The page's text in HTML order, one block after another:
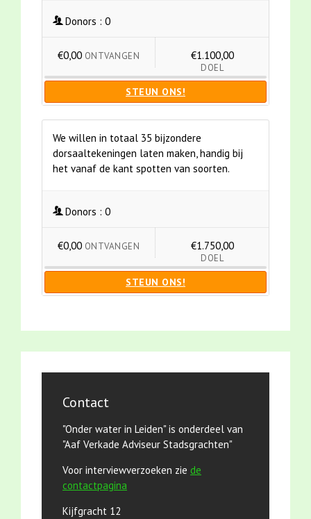
Donors : 0
€0,00 ONTVANGEN €1.100,00
DOEL
STEUN ONS!
We willen in totaal 35 bijzondere
dorsaaltekeningen laten maken, handig bij
het vanaf de kant spotten van soorten.
Donors : 0
€0,00 ONTVANGEN €1.750,00
DOEL
STEUN ONS!
Contact
"Onder water in Leiden" is onderdeel van
"Aaf Verkade Adviseur Stadsgrachten"
Voor interviewverzoeken zie de
contactpagina
Kijfgracht 12